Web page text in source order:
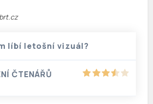
líbí letošní vizuál?
ČTENÁŘŮ